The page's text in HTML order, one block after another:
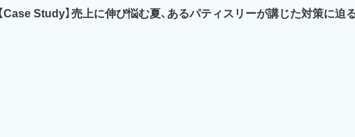
【Case Study】売上に伸び悩む夏、あるパティスリーが講じた対策に迫る